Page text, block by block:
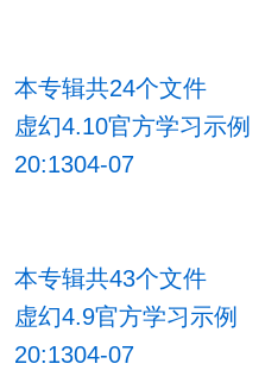
本专辑共24个文件
虚幻4.10官方学习示例
20:1304-07
本专辑共43个文件
虚幻4.9官方学习示例
20:1304-07